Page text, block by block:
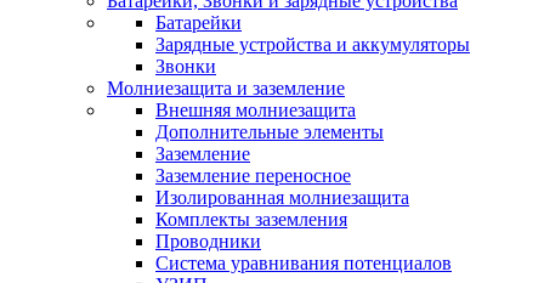
Батарейки
Зарядные устройства и аккумуляторы
Звонки
Молниезащита и заземление
Внешняя молниезащита
Дополнительные элементы
Заземление
Заземление переносное
Изолированная молниезащита
Комплекты заземления
Проводники
Система уравнивания потенциалов